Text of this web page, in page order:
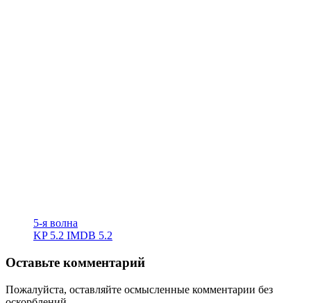
5-я волна
KP 5.2 IMDB 5.2
Оставьте комментарий
Пожалуйста, оставляйте осмысленные комментарии без